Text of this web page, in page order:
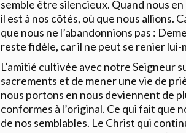
semble être silencieux. Quand nous
il est à nos côtés, où que nous allions.
que nous ne l’abandonnions pas :
reste fidèle, car il ne peut se renier lui-
L’amitié cultivée avec notre Seigneur
sacrements et de mener une vie de
nous portons en nous deviennent de
conformes à l’original. Ce qui fait que
de nos semblables. Le Christ qui